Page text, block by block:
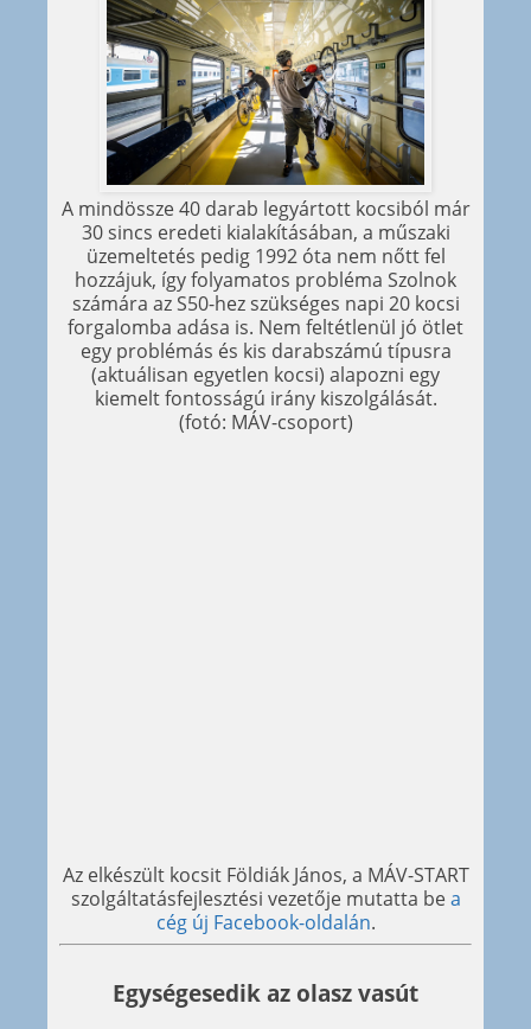
A mindössze 40 darab legyártott kocsiból már
30 sincs eredeti kialakításában, a műszaki
üzemeltetés pedig 1992 óta nem nőtt fel
hozzájuk, így folyamatos probléma Szolnok
számára az S50-hez szükséges napi 20 kocsi
forgalomba adása is. Nem feltétlenül jó ötlet
egy problémás és kis darabszámú típusra
(aktuálisan egyetlen kocsi) alapozni egy
kiemelt fontosságú irány kiszolgálását.
(fotó: MÁV-csoport)
Az elkészült kocsit Földiák János, a MÁV-START
szolgáltatásfejlesztési vezetője mutatta bea
cég új Facebook-oldalán.
Egységesedik az olasz vasút